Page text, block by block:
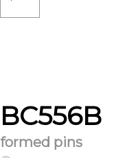
BC556B
formed pins